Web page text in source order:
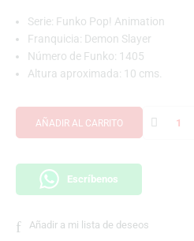
Serie: Funko Pop! Animation
Franquicia: Demon Slayer
Número de Funko: 1405
Altura aproximada: 10 cms.
AÑADIR AL CARRITO
Escríbenos
Añadir a mi lista de deseos